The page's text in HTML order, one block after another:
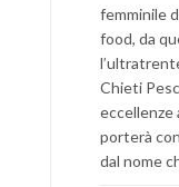
femminile
food, da
Chieti
eccellenze
porterà
dal nome